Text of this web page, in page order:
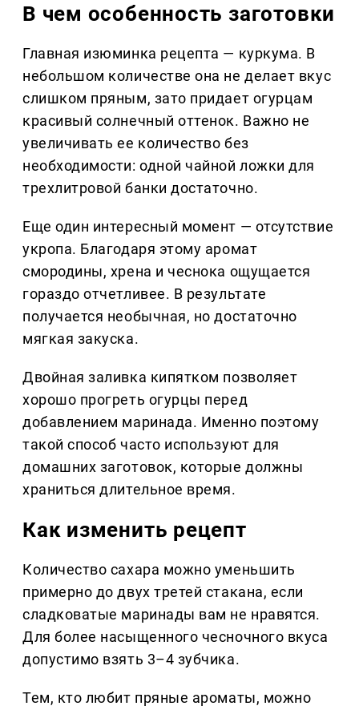
В чем особенность заготовки
Главная изюминка рецепта — куркума. В
небольшом количестве она не делает вкус
слишком пряным, зато придает огурцам
красивый солнечный оттенок. Важно не
увеличивать ее количество без
необходимости: одной чайной ложки для
трехлитровой банки достаточно.
Еще один интересный момент — отсутствие
укропа. Благодаря этому аромат
смородины, хрена и чеснока ощущается
гораздо отчетливее. В результате
получается необычная, но достаточно
мягкая закуска.
Двойная заливка кипятком позволяет
хорошо прогреть огурцы перед
добавлением маринада. Именно поэтому
такой способ часто используют для
домашних заготовок, которые должны
храниться длительное время.
Как изменить рецепт
Количество сахара можно уменьшить
примерно до двух третей стакана, если
сладковатые маринады вам не нравятся.
Для более насыщенного чесночного вкуса
допустимо взять 3–4 зубчика.
Тем, кто любит пряные ароматы, можно